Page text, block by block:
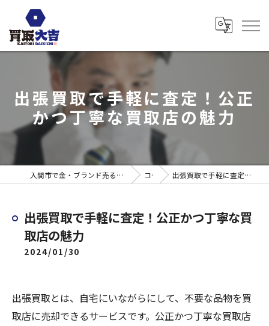
出張買取で手軽に査定！公正
かつ丁寧な買取店の魅力
入間市で金・ブランド売るなら買取大吉 ウエスタ武蔵藤沢店 コラム 出張買取で手軽に査定！公正かつ丁寧な買取店の魅力
出張買取で手軽に査定！公正かつ丁寧な買
取店の魅力
2024/01/30
出張買取とは、自宅にいながらにして、不要な品物を買
取店に売却できるサービスです。公正かつ丁寧な買取店